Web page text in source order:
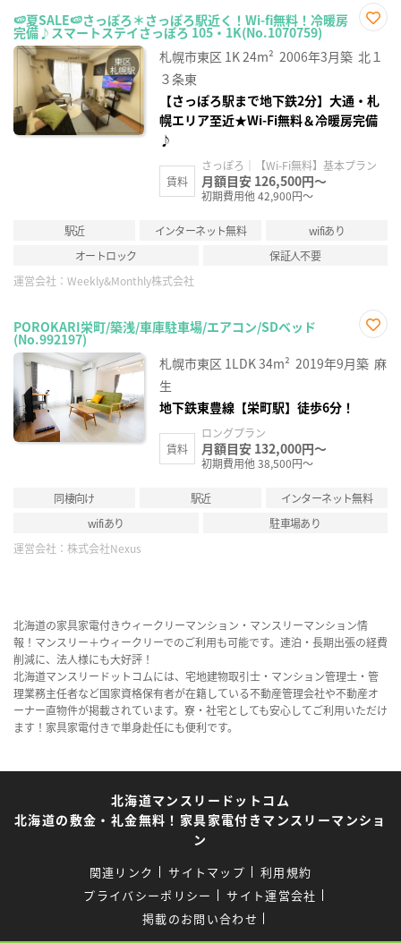
🍉夏SALE🍉さっぽろ＊さっぽろ駅近く！Wi-fi無料！冷暖房
完備♪スマートステイさっぽろ 105・1K(No.1070759)
に入
り登
札幌市東区 1K24m² 2006年3月築 北１
３条東
【さっぽろ駅まで地下鉄2分】大通・札
幌エリア至近★Wi-Fi無料＆冷暖房完備
♪
賃料
さっぽろ｜【Wi-Fi無料】基本プラン
月額目安 126,500円～
初期費用他 42,900円～
駅近 インターネット無料
wifiあり
オートロック
保証人不要
運営会社： Weekly&Monthly株式会社
POROKARI栄町/築浅/車庫駐車場/エアコン/SDベッド
(No.992197)
に入
り登
札幌市東区 1LDK34m² 2019年9月築 麻
生
地下鉄東豊線【栄町駅】徒歩6分！
賃料
ロングプラン
月額目安 132,000円～
初期費用他 38,500円～
同棲向け 駅近
インターネット無料
wifiあり
駐車場あり
運営会社： 株式会社Nexus
北海道の家具家電付きウィークリーマンション・マンスリーマンション情
報！マンスリー＋ウィークリーでのご利用も可能です。連泊・長期出張の経費
削減に、法人様にも大好評！
北海道マンスリードットコムには、宅地建物取引士・マンション管理士・管
理業務主任者など国家資格保有者が在籍している不動産管理会社や不動産オ
ーナー直物件が掲載されています。寮・社宅としても安心してご利用いただけ
ます！家具家電付きで単身赴任にも便利です。
北海道マンスリードットコム
北海道の敷金・礼金無料！家具家電付きマンスリーマンショ
ン
関連リンク サイトマップ
利用規約
プライバシーポリシー
サイト運営会社
掲載のお問い合わせ